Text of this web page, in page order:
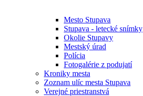
Mesto Stupava
Stupava - letecké snímky
Okolie Stupavy
Mestský úrad
Polícia
Fotogalérie z podujatí
Kroniky mesta
Zoznam ulíc mesta Stupava
Verejné priestranstvá